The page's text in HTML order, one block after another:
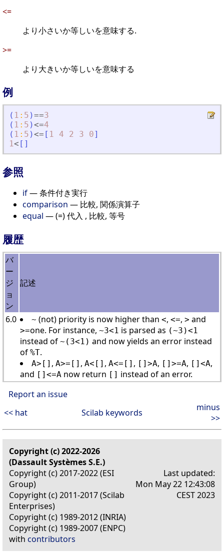
<=
より小さいか等しいを意味する.
>=
より大きいか等しいを意味する
例
( 1 : 5 )==3
( 1 : 5 )<=4
( 1 : 5 )<= [ 1 4 2 3 0]
1< [ ]
参照
if— 条件付き実行
comparison — 比較, 関係演算子
equal — (=) 代入 , 比較, 等号
履歴
バ
ー
ジ
ョ
ン
記述
6.0 ~ (not) priority is now higher than <, <=, > and
>=one. For instance, ~3<1 is parsed as (~3)<1
instead of ~(3<1) and now yields an error instead
of %T.
A>[] , A>=[] , A<[] , A<=[] , []>A, []>=A, []<A,
and []<=A now return [] instead of an error.
Report an issue
<< hat
Scilab keywords
minus
>>
Copyright (c) 2022-2026
(Dassault Systèmes S.E.)
Copyright (c) 2017-2022 (ESI
Group)
Copyright (c) 2011-2017 (Scilab
Enterprises)
Copyright (c) 1989-2012 (INRIA)
Copyright (c) 1989-2007 (ENPC)
with contributors
Last updated:
Mon May 22 12:43:08
CEST 2023